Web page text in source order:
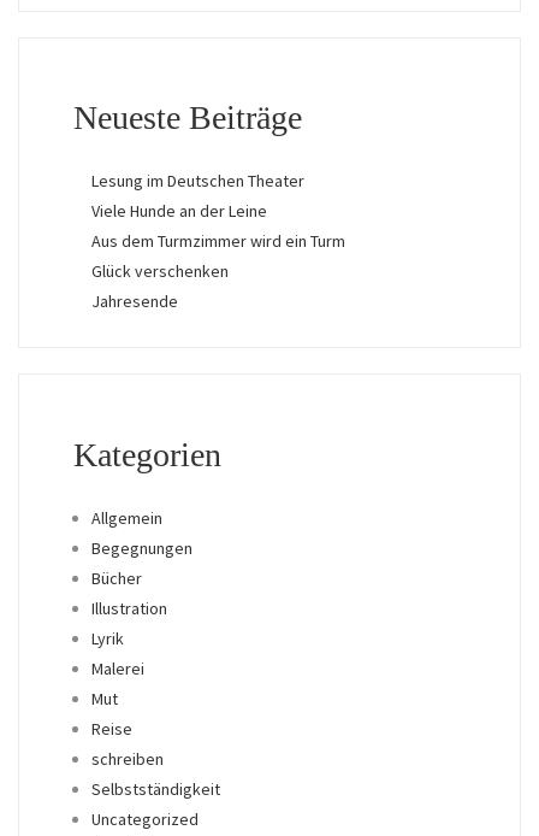
Neueste Beiträge
Lesung im Deutschen Theater
Viele Hunde an der Leine
Aus dem Turmzimmer wird ein Turm
Glück verschenken
Jahresende
Kategorien
Allgemein
Begegnungen
Bücher
Illustration
Lyrik
Malerei
Mut
Reise
schreiben
Selbstständigkeit
Uncategorized